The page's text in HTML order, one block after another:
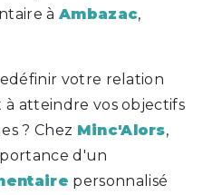
à Ambazac,
votre relation
atteindre vos objectifs
? Chez Minc'Alors,
d'un
personnalisé